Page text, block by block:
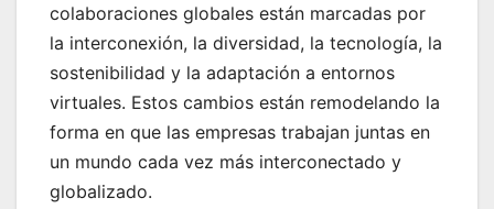
colaboraciones globales están marcadas por
la interconexión, la diversidad, la tecnología, la
sostenibilidad y la adaptación a entornos
virtuales. Estos cambios están remodelando la
forma en que las empresas trabajan juntas en
un mundo cada vez más interconectado y
globalizado.